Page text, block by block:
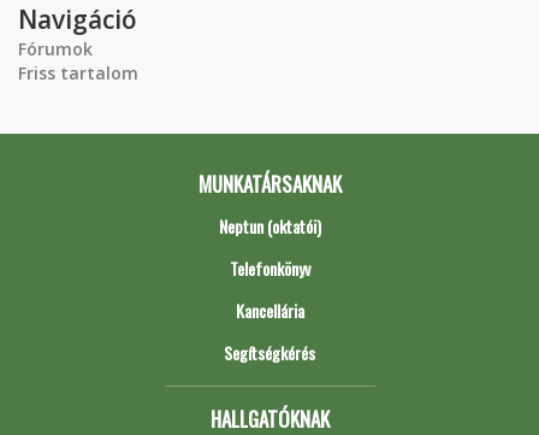
Navigáció
Fórumok
Friss tartalom
MUNKATÁRSAKNAK
Neptun (oktatói)
Telefonkönyv
Kancellária
Segítségkérés
HALLGATÓKNAK